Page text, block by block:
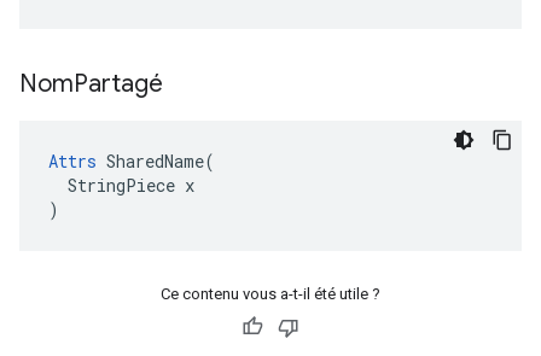
NomPartagé
Attrs SharedName(
  StringPiece x
)
Ce contenu vous a-t-il été utile ?